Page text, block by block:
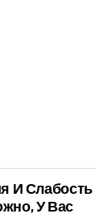
И Слабость
У Вас